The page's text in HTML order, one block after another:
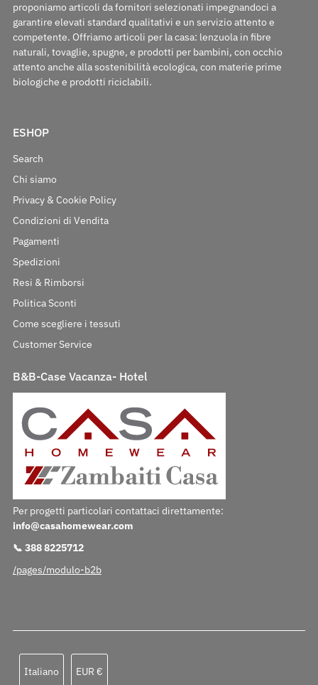
proponiamo articoli da fornitori selezionati impegnandoci a
garantire elevati standard qualitativi e un servizio attento e
competente. Offriamo articoli per la casa: lenzuola in fibre
naturali, tovaglie, spugne, e prodotti per bambini, con occhio
attento anche alla sostenibilità ecologica, con materie prime
biologiche e prodotti riciclabili.
ESHOP
Search
Chi siamo
Privacy & Cookie Policy
Condizioni di Vendita
Pagamenti
Spedizioni
Resi & Rimborsi
Politica Sconti
Come scegliere i tessuti
Customer Service
B&B-Case Vacanza- Hotel
Per progetti particolari contattaci direttamente:
info@casahomewear.com
📞 388 8225712
/pages/modulo-b2b
Italiano EUR €